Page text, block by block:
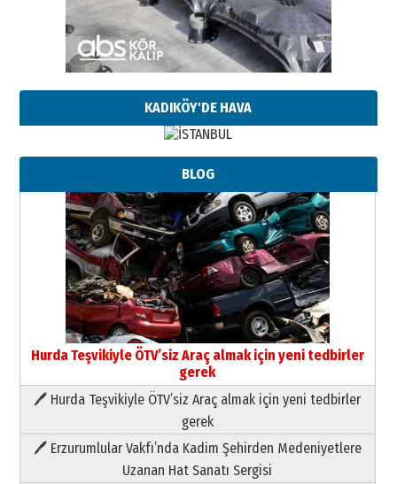
KADIKÖY'DE HAVA
BLOG
Hurda Teşvikiyle ÖTV’siz Araç almak için yeni tedbirler
gerek
🖊 Hurda Teşvikiyle ÖTV’siz Araç almak için yeni tedbirler
gerek
🖊 Erzurumlular Vakfı’nda Kadim Şehirden Medeniyetlere
Uzanan Hat Sanatı Sergisi
Paranın Aile Kültüründeki Yeri
03 Ağustos 2026 Pazartesi